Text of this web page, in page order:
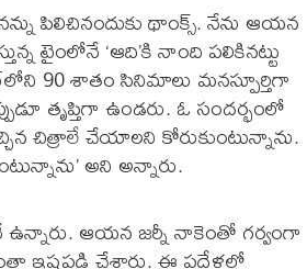
పిలిచినందుకు థాంక్స్. నేను ఆయన
టైంలోనే ‘ఆది’కి నాంది పలికినట్టు
90 శాతం సినిమాలు మనస్పూర్తిగా
తృప్తిగా ఉండరు. ఓ సందర్భంలో
చిత్రాలే చేయాలని కోరుకుంటున్నాను.
అని అన్నారు.
ఉన్నారు. ఆయన జర్నీ నాకెంతో గర్వంగా
ఇష్టపడి చేశారు. ఈ పదేళ్లలో